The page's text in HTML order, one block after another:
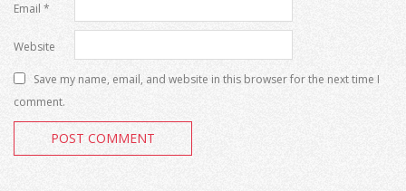
Email *
Website
Save my name, email, and website in this browser for the next time I
comment.